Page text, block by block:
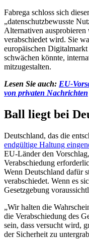
Fabrega schloss sich
„datenschutzbewusste
Alternativen
verabschiedet wird. Sie
europäischen
schwächen könnte,
mitzugestalten.
Lesen Sie auch: EU-
von privaten Nachrichten
Ball liegt bei
Deutschland, das die
endgültige Haltung
EU-Länder den
Verabschiedung
Wenn Deutschland dafür
verabschiedet. Wenn es
Gesetzgebung
„Wir halten die
die Verabschiedung des
sein, dass versucht wird,
der Sicherheit zu